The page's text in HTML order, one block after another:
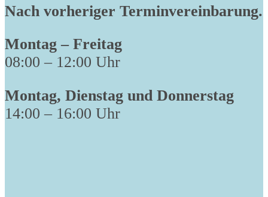
Nach vorheriger Terminvereinbarung.
Montag – Freitag
08:00 – 12:00 Uhr
Montag, Dienstag und Donnerstag
14:00 – 16:00 Uhr